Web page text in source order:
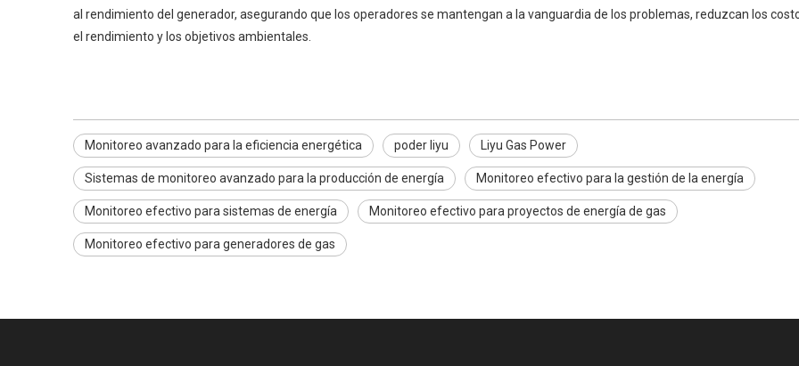
al rendimiento del generador, asegurando que los operadores se mantengan a la vanguardia de los problemas, reduzcan los
el rendimiento y los objetivos ambientales.
Monitoreo avanzado para la eficiencia energética poder liyu Liyu Gas Power
Sistemas de monitoreo avanzado para la producción de energía Monitoreo efectivo para la gestión de la energía
Monitoreo efectivo para sistemas de energía Monitoreo efectivo para proyectos de energía de gas
Monitoreo efectivo para generadores de gas